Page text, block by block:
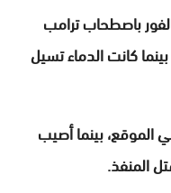
باصطحاب ترامب
بينما كانت الدماء تسيل
بينما أصيب
المنفذ.